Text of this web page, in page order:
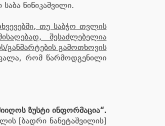
წიწიკაშვილი.
თუ საბჭო თვლის
შესაძლებელია
განმარტების გამოთხოვის
რომ წარმოდგენილი
ზუსტი ინფორმაცია“.
[ბადრი ნანეტაშვილის]